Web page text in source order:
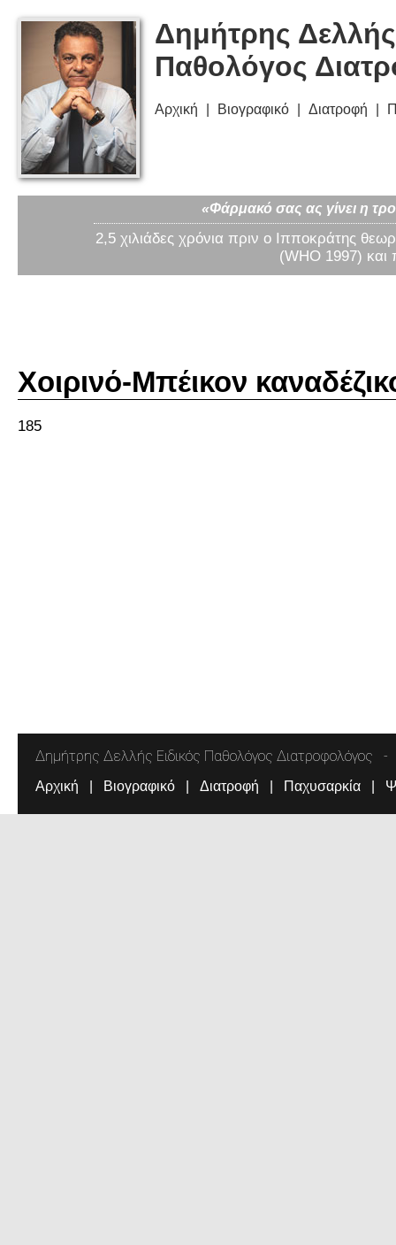
Δημήτρης
Παθολόγος
Αρχική Βιογραφικό Διατροφή
«Φάρμακό σας ας γίνει η
2,5 χιλιάδες χρόνια πριν ο Ιπποκράτης
(WHO 1997) και
Χοιρινό-Μπέικον
185
Δημήτρης Δελλής Ειδικός Παθολόγος Διατροφολόγος
Αρχική Βιογραφικό Διατροφή Παχυσαρκία